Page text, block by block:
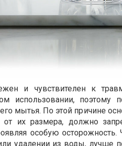
и чувствителен к
использовании, поэтому
мытья. По этой причине
от их размера, должно
особую
удалении из воды, лучше